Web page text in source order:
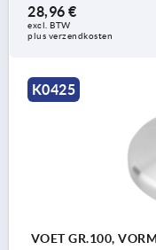
28,96 €
excl. BTW
plus verzendkosten
K0425
VOET GR.100,